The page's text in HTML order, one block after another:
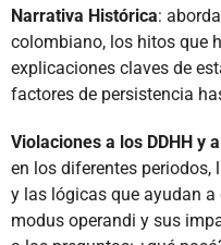
Narrativa Histórica:
colombiano, los hitos que
explicaciones claves de
factores de persistencia
Violaciones a los DDHH y
en los diferentes
y las lógicas que ayudan
modus operandi y sus